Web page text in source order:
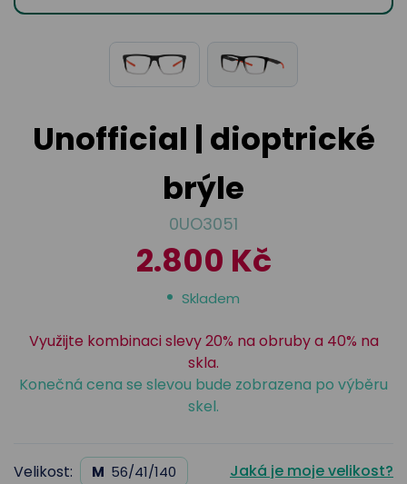
brýle
Unofficial | dioptrické
brýle
0UO3051
2.800 Kč
Skladem
Využijte kombinaci slevy 20% na obruby a 40% na
skla.
Konečná cena se slevou bude zobrazena po výběru
skel.
Velikost: M 56/41/140 Jaká je moje velikost?